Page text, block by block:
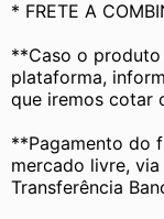
* FRETE A
**Caso o
plataforma,
que iremos cotar
**Pagamento do
mercado livre,
Transferência